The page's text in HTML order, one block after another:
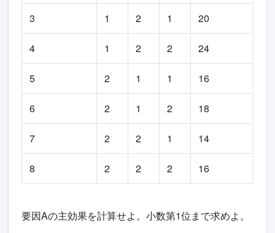
3 1 2 1 20
4 1 2 2 24
5 2 1 1 16
6 2 1 2 18
7 2 2 1 14
8 2 2 2 16
要因Aの主効果を計算せよ。小数第1位まで求めよ。